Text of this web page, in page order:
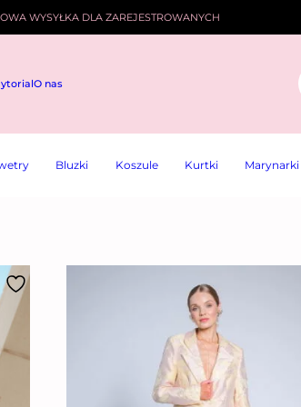
WYSYŁKA DLA ZAREJESTROWANYCH
O nas
y
w
Bluzki Koszule Kurtki Marynarki